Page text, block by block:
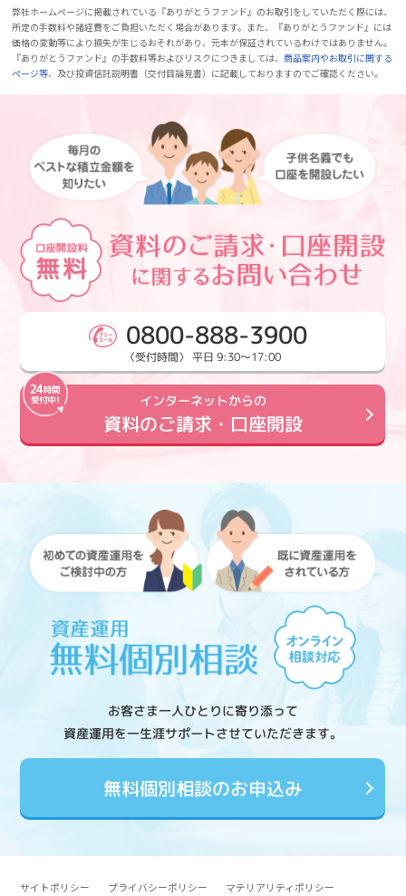
弊社ホームページに掲載されている『ありがとうファンド』のお取引をしていただく際には、
所定の手数料や諸経費をご負担いただく場合があります。また、『ありがとうファンド』には
価格の変動等により損失が生じるおそれがあり、元本が保証されているわけではありません。
『ありがとうファンド』の手数料等およびリスクにつきましては、商品案内やお取引に関する
ページ等、及び投資信託説明書（交付目論見書）に記載しておりますのでご確認ください。
0800-888-3900
〈受付時間〉 平日 9:30～17:00
インターネットからの
資料のご請求・口座開設
お客さま一人ひとりに寄り添って
資産運用を一生涯サポートさせていただきます。
無料個別相談のお申込み
サイトポリシー プライバシーポリシー マテリアリティポリシー